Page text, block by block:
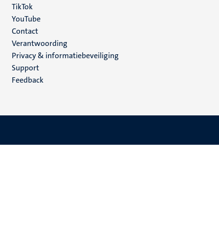
TikTok
YouTube
Menu
footer
(NL)
Contact
Verantwoording
Privacy & informatiebeveiliging
Support
Feedback